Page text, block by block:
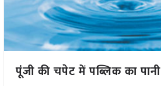
पूंजी की चपेट में पब्लिक का पानी